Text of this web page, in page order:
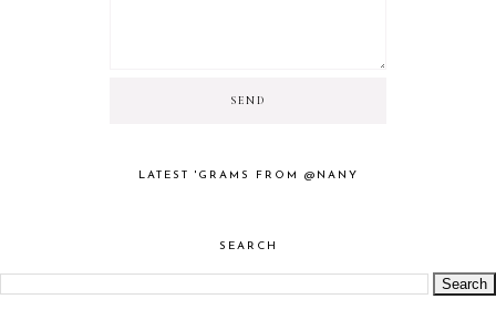
LATEST 'GRAMS FROM @NANY
SEARCH